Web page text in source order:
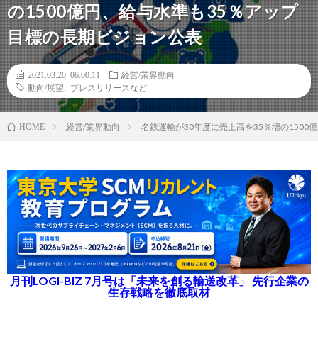
の1500億円、給与水準も35％アップ
目標の長期ビジョン公表
2021.03.20 06:00:11
経営/業界動向
動向/展望
プレスリリースなど
HOME 経営/業界動向 名鉄運輸が30年度に売上高を35％増の1500
月刊LOGI-BIZ 7月号は「未来を創る輸送改革」 先行企業の
生存戦略を徹底取材